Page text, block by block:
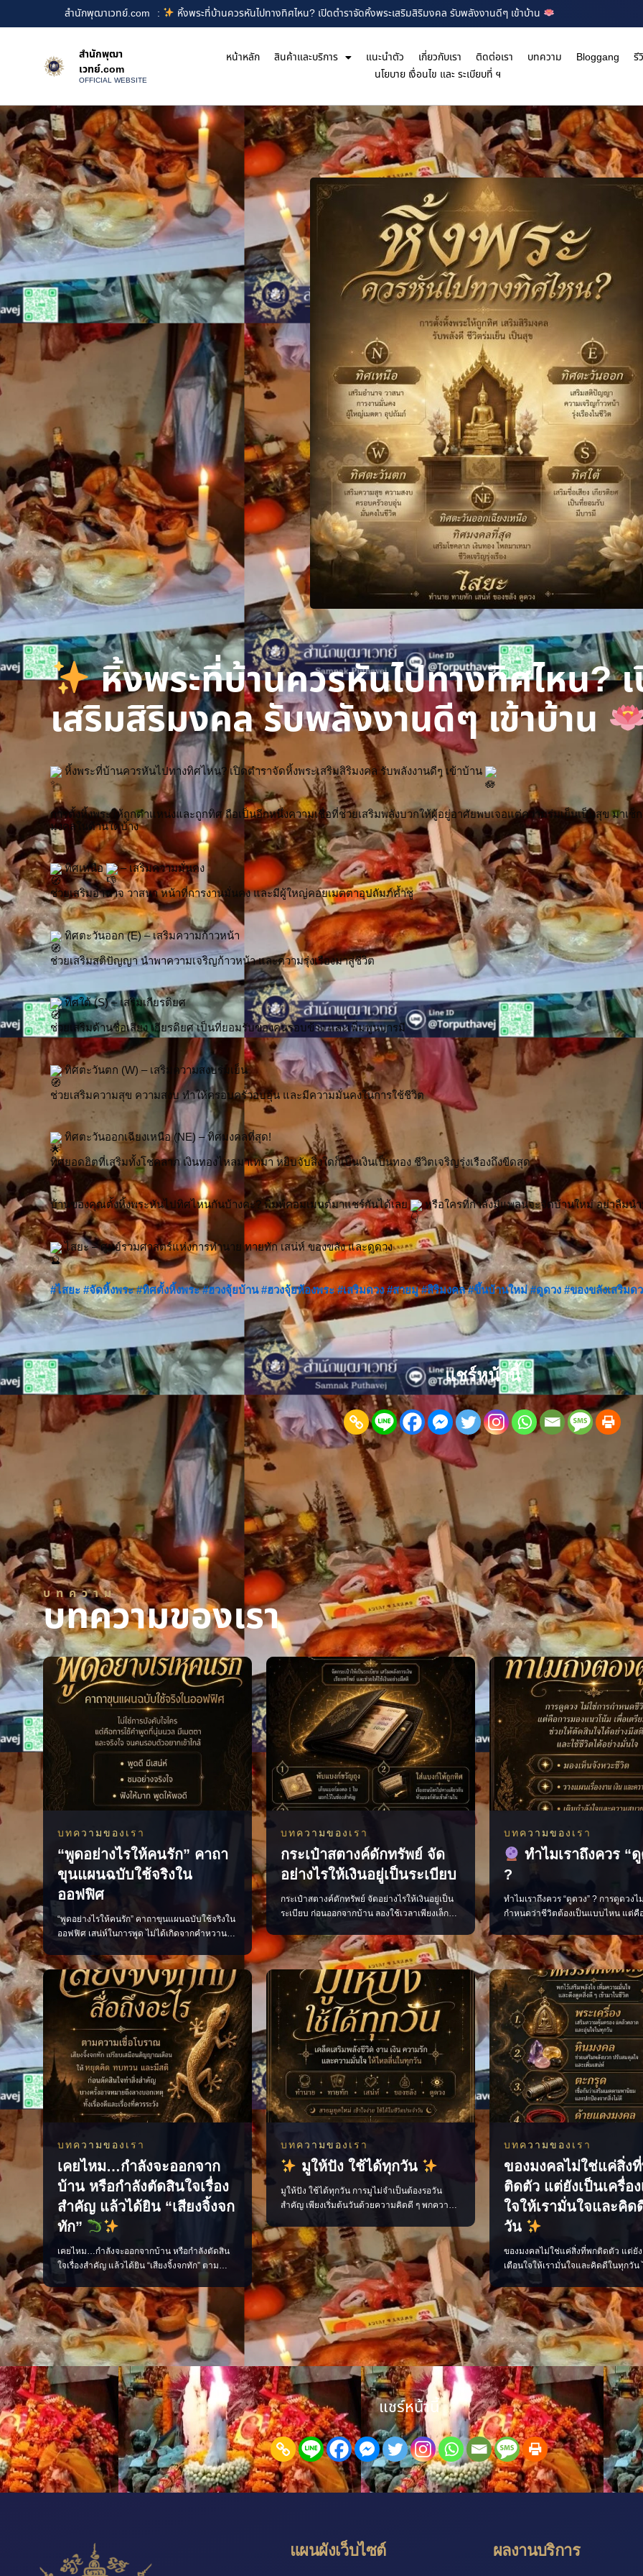
สำนักพุฒาเวทย์.com : หิ้งพระที่บ้านควรหันไปทางทิศไหน? เปิดตำราจัดหิ้งพระเสริมสิริมงคล รับพลังงานดีๆ เข้าบ้าน
สำนักพุฒา
เวทย์.com
OFFICIAL WEBSITE
หน้าหลัก สินค้าและบริการ แนะนำตัว เกี่ยวกับเรา ติดต่อเรา บทความ Bloggang
รี
นโยบาย เงื่อนไข และ ระเบียบที่ ฯ
หิ้งพระที่บ้านควรหันไปทางทิศไหน?
เสริมสิริมงคล รับพลังงานดีๆ เข้าบ้าน
หิ้งพระที่บ้านควรหันไปทางทิศไหน? เปิดตำราจัดหิ้งพระเสริมสิริมงคล รับพลังงานดีๆ เข้าบ้าน
การตั้งหิ้งพระให้ถูกตำแหน่งและถูกทิศ ถือเป็นอีกหนึ่งความเชื่อที่ช่วยเสริมพลังบวกให้ผู้อยู่อาศัยพบเจอแต่ความร่มเย็นเป็นสุข มาเ
มงคลในด้านใดบ้าง
ทิศเหนือ – เสริมความมั่นคง
ช่วยเสริมอำนาจ วาสนา หน้าที่การงานมั่นคง และมีผู้ใหญ่คอยเมตตาอุปถัมภ์ค้ำชู
ทิศตะวันออก (E) – เสริมความก้าวหน้า
ช่วยเสริมสติปัญญา นำพาความเจริญก้าวหน้า และความรุ่งเรืองมาสู่ชีวิต
ทิศใต้ (S) – เสริมเกียรติยศ
ช่วยเสริมด้านชื่อเสียง เกียรติยศ เป็นที่ยอมรับของคนรอบข้าง และเพิ่มพูนบารมี
ทิศตะวันตก (W) – เสริมความสงบร่มเย็น
ช่วยเสริมความสุข ความสงบ ทำให้ครอบครัวอบอุ่น และมีความมั่นคงในการใช้ชีวิต
ทิศตะวันออกเฉียงเหนือ (NE) – ทิศมงคลที่สุด!
ทิศยอดฮิตที่เสริมทั้งโชคลาภ เงินทองไหลมาเทมา หยิบจับสิ่งใดก็เป็นเงินเป็นทอง ชีวิตเจริญรุ่งเรืองถึงขีดสุด
บ้านของคุณตั้งหิ้งพระหันไปทิศไหนกันบ้างคะ? พิมพ์คอมเมนต์มาแชร์กันได้เลย หรือใครที่กำลังมีแพลนจะจัดบ้านใหม่ อย่าลืมน
ไสยะ – ศูนย์รวมศาสตร์แห่งการทำนาย ทายทัก เสน่ห์ ของขลัง และดูดวง
#ไสยะ #จัดหิ้งพระ #ทิศตั้งหิ้งพระ #ฮวงจุ้ยบ้าน #ฮวงจุ้ยห้องพระ #เสริมดวง #สายมู #สิริมงคล #ขึ้นบ้านใหม่ #ดูดวง #ของขลังเสริมด
แชร์หน้านี้
บทความ
บทความของเรา
บทความของเรา
“พูดอย่างไรให้คนรัก” คาถา
ขุนแผนฉบับใช้จริงใน
ออฟฟิศ
“พูดอย่างไรให้คนรัก” คาถาขุนแผนฉบับใช้จริงใน
ออฟฟิศ เสน่ห์ในการพูด ไม่ได้เกิดจากคำหวาน
ใช้คำพูดอย่างเหมาะสม น้ำเสียงนุ่มนวล และมี
ความจริงใจ หลักง่าย ๆ ที่นำไปใช้ได้จริง พูดดีโดย
ไม่เสแสร้ง ชื่นชมอย่างจริงใจ รับฟังให้มาก และ
พูดให้พอดี เพียงเปลี่ยนวิธีสื่อสาร บรร
บทความของเรา
กระเป๋าสตางค์ดักทรัพย์ จัด
อย่างไรให้เงินอยู่เป็นระเบียบ
กระเป๋าสตางค์ดักทรัพย์ จัดอย่างไรให้เงินอยู่เป็น
ระเบียบ ก่อนออกจากบ้าน ลองใช้เวลาเพียงเล็ก
ตามความเชื่อถือว่าเป็นการเปิดทางรับพลังการ
เงินที่ดี • เก็บแบงก์ขวัญถุงแยกไว้ ไม่ควรนำออก
มาใช้ • เรียงธนบัตรไปในทิศทางเดียวกัน โดยหัน
หัวแบงก์เข้าด้านใน • นำใบเสร็จ บิลเ
บทความของเรา
ทำไมเราถึงควร “
?
ทำไมเราถึงควร “ดูดวง” ? การดูดวงไ
กำหนดว่าชีวิตต้องเป็นแบบไหน แต่คื
เห็นแนวโน้ม เพื่อช่วยให้เราเตรียมตัว
และตัดสินใจได้อย่างมีสติมากขึ้น มอง
สำคัญของชีวิต วางแผนเรื่องงาน การ
ความรัก เติมกำลังใจในวันที่รู้สึกสับส
เดินหน้าต่อได้อย่างมั่นใจ เพราะเมื่อเร
บทความของเรา
เคยไหม…กำลังจะออกจาก
บ้าน หรือกำลังตัดสินใจเรื่อง
สำคัญ แล้วได้ยิน “เสียงจิ้งจก
ทัก”
เคยไหม…กำลังจะออกจากบ้าน หรือกำลังตัดสิน
ใจเรื่องสำคัญ แล้วได้ยิน “เสียงจิ้งจกทัก” ตาม
ความเชื่อโบราณ เสียงจิ้งจกทักเปรียบเสมือน
สัญญาณเตือนให้เราหยุดคิด ทบทวน และมีสติ
ก่อนลงมือทำ บางครั้งอาจเป็นลางบอกเหตุ ทั้ง
เรื่องดีและเรื่องที่ควรระวัง แต่ไม่ว่าจะเชื่อมาก
น้อยเพียงใด สิ่งสำคัญที่สุดคือ “อย่าประมาท” แ
บทความของเรา
มูให้ปัง ใช้ได้ทุกวัน
มูให้ปัง ใช้ได้ทุกวัน การมูไม่จำเป็นต้องรอวัน
สำคัญ เพียงเริ่มต้นวันด้วยความคิดดี ๆ พกความ
ชีวิตประจำวันไหลลื่นขึ้นได้ ไม่ว่าจะเป็นเรื่องงาน
การเงิน ความรัก หรือโอกาสใหม่ ๆ ทุกอย่างเริ่ม
ต้นได้จาก “พลังใจ” ของเราเอง ติดตามเรื่องราว
สายมูแบบเข้าใจง่าย พร้อ
บทความของเรา
ของมงคลไม่ใช่แค่สิ่ง
ติดตัว แต่ยังเป็นเครื่อ
ใจให้เรามั่นใจและคิด
วัน
ของมงคลไม่ใช่แค่สิ่งที่พกติดตัว แต่ยัง
เตือนใจให้เรามั่นใจและคิดดีในทุกวัน
เป็นพระเครื่อง หินมงคล ตะกรุด หรือ
มงคล เลือกสิ่งที่เหมาะกับตัวเอง พกด้
ศรัทธา และตั้งใจทำสิ่งดี ๆ แล้วพลังใจ
ๆ ตามมา เพจ ไสยะ ทำนาย ทายทัก เ
ขลัง ดูดวง #ของมงคล #ของมงคลพก
แชร์หน้านี้
แผนผังเว็บไซต์ ผลงานบริการ